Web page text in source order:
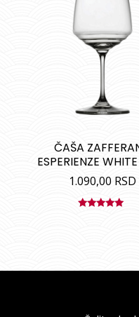
ČAŠA
ESPERIENZE
1.090,00 RSD